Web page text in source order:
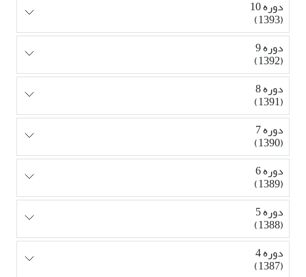
دوره 10
(1393)
دوره 9
(1392)
دوره 8
(1391)
دوره 7
(1390)
دوره 6
(1389)
دوره 5
(1388)
دوره 4
(1387)